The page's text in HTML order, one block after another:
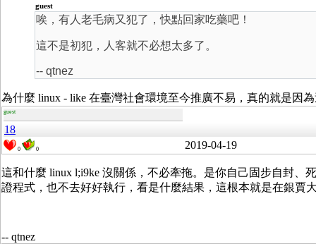
guest
唉，有人老毛病又犯了，快點回家吃藥吧！
這不是初犯，人客就不必想太多了。
-- qtnez
為什麼 linux - like 在臺灣社會環境至今推廣不易，真的就是因
guest
18
0 0 2019-04-19
這和什麼 linux l;i9ke 沒關係，不必牽拖。是你自己固步自封
證程式，也不去好好執行，看是什麼結果，這根本就是在銀賈
-- qtnez